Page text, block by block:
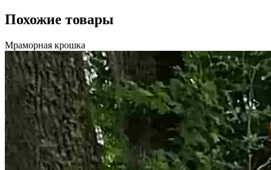
Похожие товары
Мраморная крошка